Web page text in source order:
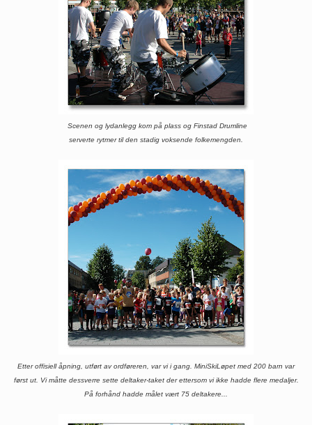
Scenen og lydanlegg kom på plass og Finstad Drumline
serverte rytmer til den stadig voksende folkemengden.
Etter offisiell åpning, utført av ordføreren, var vi i gang. MiniSkiLøpet med 200 barn var
først ut. Vi måtte dessverre sette deltaker-taket der ettersom vi ikke hadde flere medaljer.
På forhånd hadde målet vært 75 deltakere...